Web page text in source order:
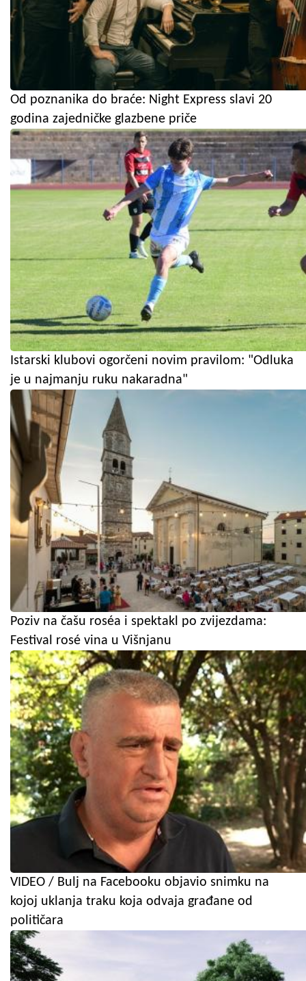
Od poznanika do braće: Night Express slavi 20
godina zajedničke glazbene priče
Istarski klubovi ogorčeni novim pravilom: "Odluka
je u najmanju ruku nakaradna"
Poziv na čašu roséa i spektakl po zvijezdama:
Festival rosé vina u Višnjanu
VIDEO / Bulj na Facebooku objavio snimku na
kojoj uklanja traku koja odvaja građane od
političara